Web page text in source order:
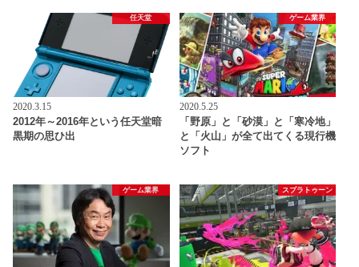
任天堂
2020.3.15
2012年～2016年という任天堂暗
黒期の思ひ出
ゲーム業界
2020.5.25
「野原」と「砂漠」と「寒冷地」
と「火山」が全て出てくる現行機
ソフト
ゲーム業界 スプラトゥーン